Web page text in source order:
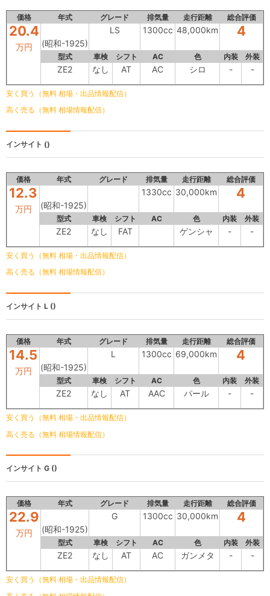
価格 年式 グレード 排気量 走行距離 総合評価
20.4
万円 (昭和-1925)
LS 1300cc 48,000km 4
型式 車検 シフト AC 色 内装 外装
ZE2 なし AT AC シロ - -
安く買う（無料 相場・出品情報配信）
高く売る（無料 相場情報配信）
インサイト ()
価格 年式 グレード 排気量 走行距離 総合評価
12.3
万円 (昭和-1925)
1330cc 30,000km 4
型式 車検 シフト AC 色 内装 外装
ZE2 なし FAT ゲンシャ - -
安く買う（無料 相場・出品情報配信）
高く売る（無料 相場情報配信）
インサイト L ()
価格 年式 グレード 排気量 走行距離 総合評価
14.5
万円 (昭和-1925)
L 1300cc 69,000km 4
型式 車検 シフト AC 色 内装 外装
ZE2 なし AT AAC パール - -
安く買う（無料 相場・出品情報配信）
高く売る（無料 相場情報配信）
インサイト G ()
価格 年式 グレード 排気量 走行距離 総合評価
22.9
万円 (昭和-1925)
G 1300cc 30,000km 4
型式 車検 シフト AC 色 内装 外装
ZE2 なし AT AC ガンメタ - -
安く買う（無料 相場・出品情報配信）